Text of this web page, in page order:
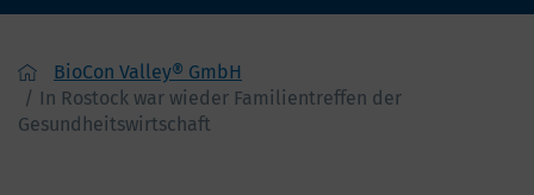
navigation
BioCon Valley® GmbH
In Rostock war wieder Familientreffen der
Gesundheitswirtschaft